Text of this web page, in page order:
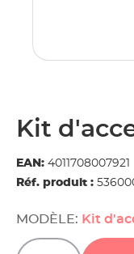
Kit
EAN: 4011708007921
Réf. produit :
MODÈLE: Kit